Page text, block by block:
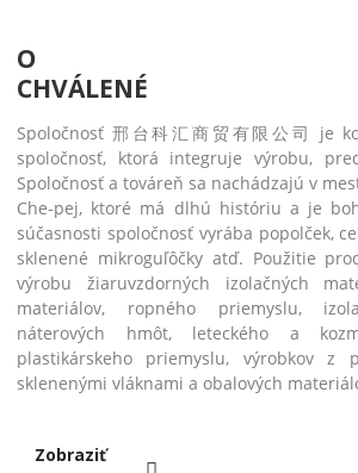
O
CHVÁLENÉ
Spoločnosť 邢台科汇商贸有限公司 je
spoločnosť, ktorá integruje výrobu,
Spoločnosť a továreň sa nachádzajú v
Che-pej, ktoré má dlhú históriu a je
súčasnosti spoločnosť vyrába popolček,
sklenené mikroguľôčky atď. Použitie
výrobu žiaruvzdorných izolačných
materiálov, ropného priemyslu,
náterových hmôt, leteckého a
plastikárskeho priemyslu, výrobkov z
sklenenými vláknami a obalových
Zobraziť